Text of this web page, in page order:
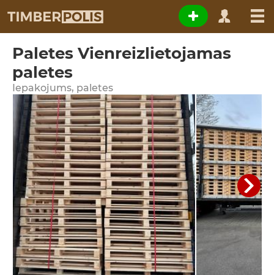
Paletes Vienreizlietojamas
paletes
Iepakojums, paletes